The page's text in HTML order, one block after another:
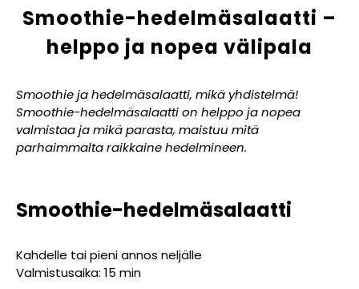
Smoothie-hedelmäsalaatti –
helppo ja nopea välipala
Smoothie ja hedelmäsalaatti, mikä yhdistelmä!
Smoothie-hedelmäsalaatti on helppo ja nopea
valmistaa ja mikä parasta, maistuu mitä
parhaimmalta raikkaine hedelmineen.
Smoothie-hedelmäsalaatti
Kahdelle tai pieni annos neljälle
Valmistusaika: 15 min